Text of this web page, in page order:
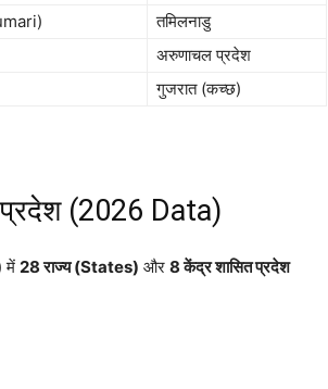
तमिलनाडु
अरुणाचल प्रदेश
गुजरात (कच्छ)
प्रदेश (2026 Data)
में 28 राज्य (States) और 8 केंद्र शासित प्रदेश